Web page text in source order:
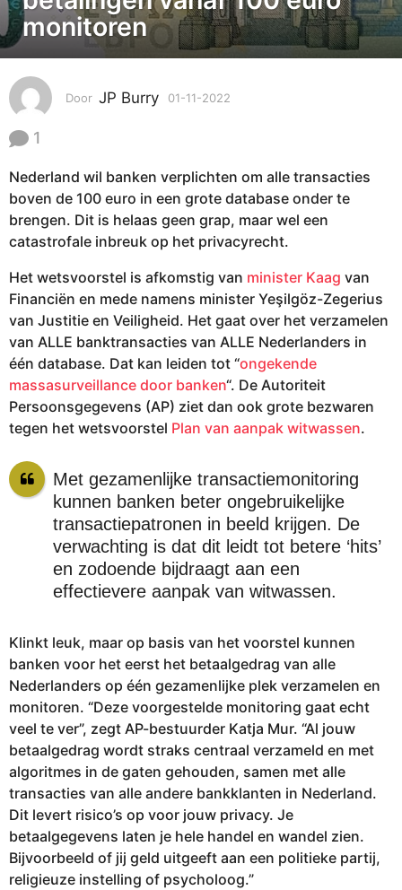
1
1
2
0
2
2
-
1
1
2
monitoren
Door JP Burry 01-11-2022
-
2
2
1
Nederland wil banken verplichten om alle transacties
boven de 100 euro in een grote database onder te
brengen. Dit is helaas geen grap, maar wel een
catastrofale inbreuk op het privacyrecht.
Het wetsvoorstel is afkomstig van minister Kaag van
Financiën en mede namens minister Yeşilgöz-Zegerius
van Justitie en Veiligheid. Het gaat over het verzamelen
van ALLE banktransacties van ALLE Nederlanders in
één database. Dat kan leiden tot “ongekende
massasurveillance door banken“. De Autoriteit
Persoonsgegevens (AP) ziet dan ook grote bezwaren
tegen het wetsvoorstel Plan van aanpak witwassen.
Met gezamenlijke transactiemonitoring
kunnen banken beter ongebruikelijke
transactiepatronen in beeld krijgen. De
verwachting is dat dit leidt tot betere ‘hits’
en zodoende bijdraagt aan een
effectievere aanpak van witwassen.
Klinkt leuk, maar op basis van het voorstel kunnen
banken voor het eerst het betaalgedrag van alle
Nederlanders op één gezamenlijke plek verzamelen en
monitoren. “Deze voorgestelde monitoring gaat echt
veel te ver”, zegt AP-bestuurder Katja Mur. “Al jouw
betaalgedrag wordt straks centraal verzameld en met
algoritmes in de gaten gehouden, samen met alle
transacties van alle andere bankklanten in Nederland.
Dit levert risico’s op voor jouw privacy. Je
betaalgegevens laten je hele handel en wandel zien.
Bijvoorbeeld of jij geld uitgeeft aan een politieke partij,
religieuze instelling of psycholoog.”